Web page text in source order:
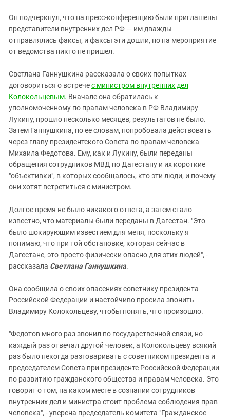
Он подчеркнул, что на пресс-конференцию были приглашены
представители внутренних дел РФ — им дважды
отправлялись факсы, и факсы эти дошли, но на мероприятие
от ведомства никто не пришел.
Светлана Ганнушкина рассказала о своих попытках
договориться о встречес министром внутренних дел
Колокольцевым. Вначале она обратилась к
уполномоченному по правам человека в РФ Владимиру
Лукину, прошло несколько месяцев, результатов не было.
Затем Ганнушкина, по ее словам, попробовала действовать
через главу президентского Совета по правам человека
Михаила Федотова. Ему, как и Лукину, были переданы
обращения сотрудников МВД по Дагестану и их короткие
"объективки", в которых сообщалось, кто эти люди, и почему
они хотят встретиться с министром.
Долгое время не было никакого ответа, а затем стало
известно, что материалы были переданы в Дагестан. "Это
было шокирующим известием для меня, поскольку я
понимаю, что при той обстановке, которая сейчас в
Дагестане, это просто физически опасно для этих людей", -
рассказала Светлана Ганнушкина.
Она сообщила о своих опасениях советнику президента
Российской Федерации и настойчиво просила звонить
Владимиру Колокольцеву, чтобы понять, что произошло.
"Федотов много раз звонил по государственной связи, но
каждый раз отвечал другой человек, а Колокольцеву всякий
раз было некогда разговаривать с советником президента и
председателем Совета при президенте Российской Федерации
по развитию гражданского общества и правам человека. Это
говорит о том, на каком месте в сознании сотрудников
внутренних дел и министра стоит проблема соблюдения прав
человека", - уверена председатель комитета "Гражданское